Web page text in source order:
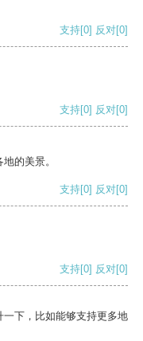
支持[0] 反对[0]
支持[0] 反对[0]
的美景。
支持[0] 反对[0]
支持[0] 反对[0]
下，比如能够支持更多地